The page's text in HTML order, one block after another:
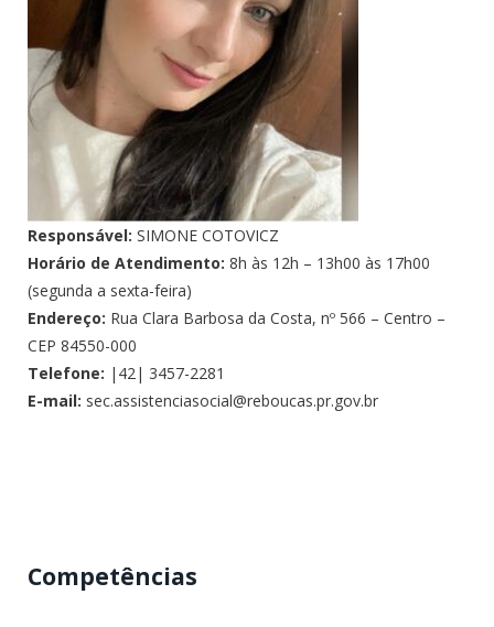
Responsável: SIMONE COTOVICZ
Horário de Atendimento: 8h às 12h – 13h00 às 17h00
(segunda a sexta-feira)
Endereço: Rua Clara Barbosa da Costa, nº 566 – Centro –
CEP 84550-000
Telefone: |42| 3457-2281
E-mail: sec.assistenciasocial@reboucas.pr.gov.br
Competências